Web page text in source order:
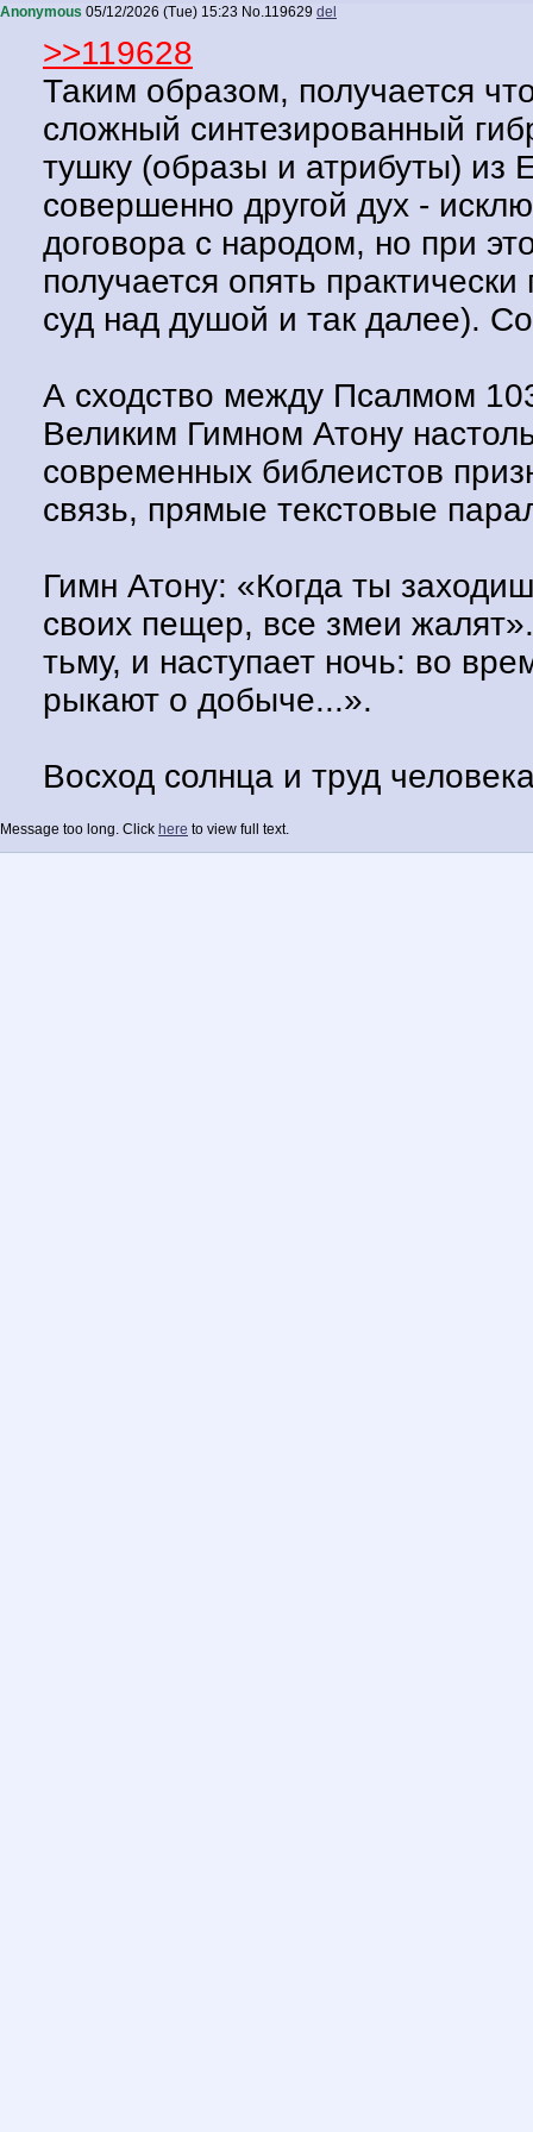
Anonymous 05/12/2026 (Tue) 15:23 No.119629 del
>>119628
Таким образом, получается
сложный синтезированный
тушку (образы и атрибуты) из
совершенно другой дух -
договора с народом, но при
получается опять
суд над душой и так далее).
А сходство между Псалмом
Великим Гимном Атону
современных библеистов
связь, прямые текстовые
Гимн Атону: «Когда ты
своих пещер, все змеи
тьму, и наступает ночь: во
рыкают о добыче...».
Восход солнца и труд
Гимн Атону: «С восходом
Message too long. Click here to view full text.